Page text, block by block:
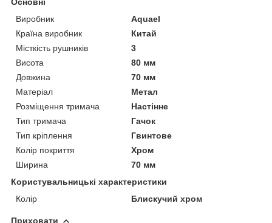
Виробник
Aquael
Країна виробник
Китай
Місткість рушників
3
Висота
80 мм
Довжина
70 мм
Матеріал
Метал
Розміщення тримача
Настінне
Тип тримача
Гачок
Тип кріплення
Гвинтове
Колір покриття
Хром
Ширина
70 мм
Користувальницькі характеристики
Колір
Блискучий хром
Приховати